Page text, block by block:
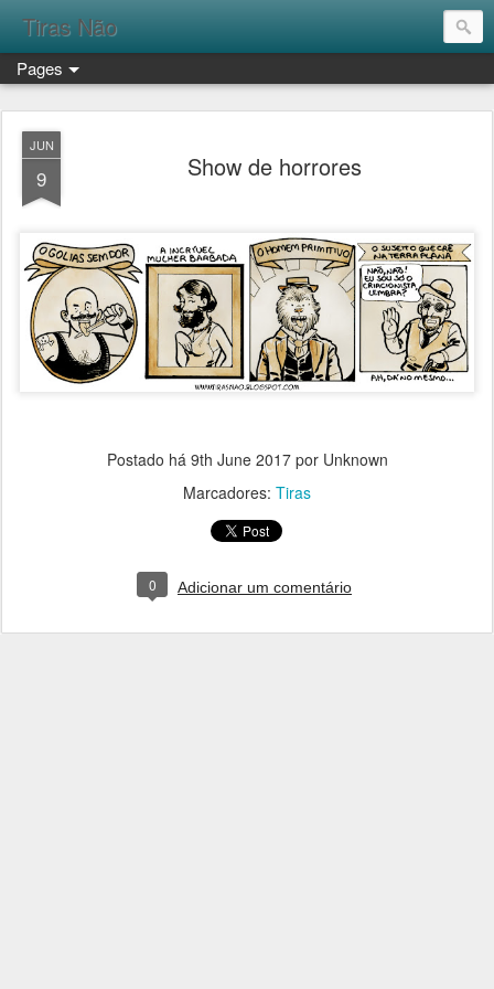
Tiras Não
Pages
JUN
9 Show de horrores
Postado há 9th June 2017por Unknown
Marcadores: Tiras
0 Adicionar um comentário